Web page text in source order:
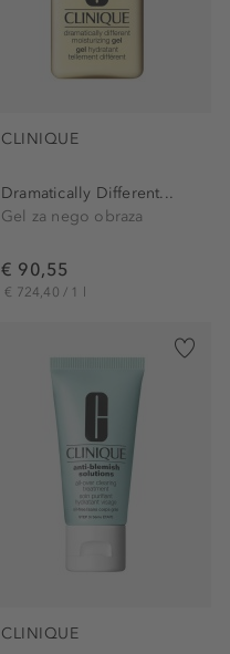
CLINIQUE
Dramatically Different...
Gel za nego obraza
€ 90,55
€ 724,40 / 1 l
CLINIQUE